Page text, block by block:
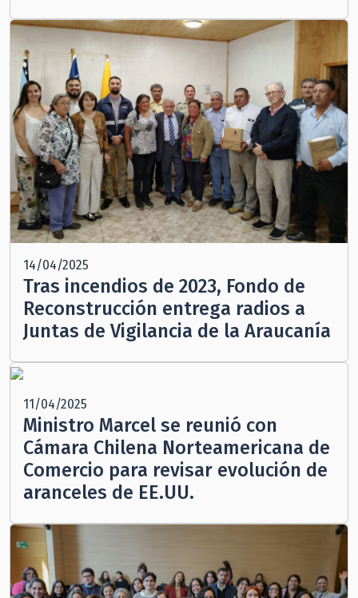
14/04/2025
Tras incendios de 2023, Fondo de
Reconstrucción entrega radios a
Juntas de Vigilancia de la Araucanía
11/04/2025
Ministro Marcel se reunió con
Cámara Chilena Norteamericana de
Comercio para revisar evolución de
aranceles de EE.UU.